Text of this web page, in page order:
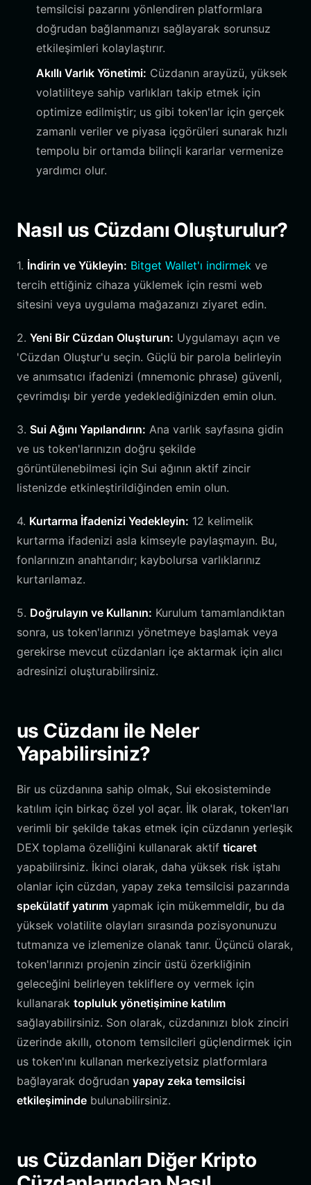
temsilcisi pazarını yönlendiren platformlara
doğrudan bağlanmanızı sağlayarak sorunsuz
etkileşimleri kolaylaştırır.
Akıllı Varlık Yönetimi: Cüzdanın arayüzü, yüksek
volatiliteye sahip varlıkları takip etmek için
optimize edilmiştir; us gibi token'lar için gerçek
zamanlı veriler ve piyasa içgörüleri sunarak hızlı
tempolu bir ortamda bilinçli kararlar vermenize
yardımcı olur.
Nasıl us Cüzdanı Oluşturulur?
1. İndirin ve Yükleyin: Bitget Wallet'ı indirmek ve
tercih ettiğiniz cihaza yüklemek için resmi web
sitesini veya uygulama mağazanızı ziyaret edin.
2. Yeni Bir Cüzdan Oluşturun: Uygulamayı açın ve
'Cüzdan Oluştur'u seçin. Güçlü bir parola belirleyin
ve anımsatıcı ifadenizi (mnemonic phrase) güvenli,
çevrimdışı bir yerde yedeklediğinizden emin olun.
3. Sui Ağını Yapılandırın: Ana varlık sayfasına gidin
ve us token'larınızın doğru şekilde
görüntülenebilmesi için Sui ağının aktif zincir
listenizde etkinleştirildiğinden emin olun.
4. Kurtarma İfadenizi Yedekleyin: 12 kelimelik
kurtarma ifadenizi asla kimseyle paylaşmayın. Bu,
fonlarınızın anahtarıdır; kaybolursa varlıklarınız
kurtarılamaz.
5. Doğrulayın ve Kullanın: Kurulum tamamlandıktan
sonra, us token'larınızı yönetmeye başlamak veya
gerekirse mevcut cüzdanları içe aktarmak için alıcı
adresinizi oluşturabilirsiniz.
us Cüzdanı ile Neler
Yapabilirsiniz?
Bir us cüzdanına sahip olmak, Sui ekosisteminde
katılım için birkaç özel yol açar. İlk olarak, token'ları
verimli bir şekilde takas etmek için cüzdanın yerleşik
DEX toplama özelliğini kullanarak aktif ticaret
yapabilirsiniz. İkinci olarak, daha yüksek risk iştahı
olanlar için cüzdan, yapay zeka temsilcisi pazarında
spekülatif yatırım yapmak için mükemmeldir, bu da
yüksek volatilite olayları sırasında pozisyonunuzu
tutmanıza ve izlemenize olanak tanır. Üçüncü olarak,
token'larınızı projenin zincir üstü özerkliğinin
geleceğini belirleyen tekliflere oy vermek için
kullanarak topluluk yönetişimine katılım
sağlayabilirsiniz. Son olarak, cüzdanınızı blok zinciri
üzerinde akıllı, otonom temsilcileri güçlendirmek için
us token'ını kullanan merkeziyetsiz platformlara
bağlayarak doğrudan yapay zeka temsilcisi
etkileşiminde bulunabilirsiniz.
us Cüzdanları Diğer Kripto